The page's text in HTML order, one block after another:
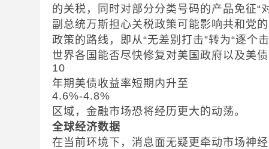
的关税，同时对部分分类号码的产品免征“
副总统万斯担心关税政策可能影响共和党
政策的路线，即从“无差别打击”转为“逐个
世界各国能否尽快修复对美国政府以及美
10
年期美债收益率短期内升至
4.6%-4.8%
区域，金融市场恐将经历更大的动荡。
全球经济数据
在当前环境下，消息面无疑更牵动市场神